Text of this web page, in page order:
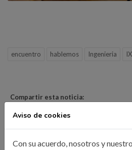
encuentro hablemos Ingenieria IX
Compartir esta noticia:
Aviso de cookies
Con su acuerdo, nosotros y